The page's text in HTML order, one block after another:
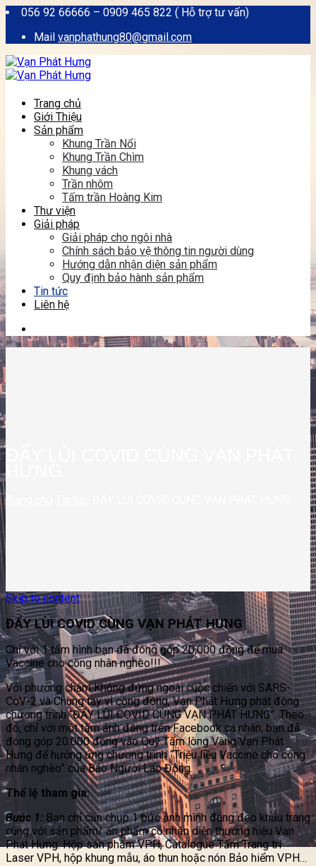
056 92 66666 – 0909 465 822 ( Hỗ trợ tư vấn)
Mail vanphathung80@gmail.com
Trang chủ
Giới Thiệu
Sản phẩm
Khung Trần Nổi
Khung Trần Chìm
Khung vách
Trần nhôm
Tấm trần Hoàng Kim
Thư viện
Giải pháp
Giải pháp cho ngôi nhà
Chính sách bảo vệ thông tin người dùng
Hướng dẫn nhận diện sản phẩm
Quy định bảo hành sản phẩm
Tin tức
Liên hệ
Skip to content
ĐẨY LÙI COVID CÙNG VẠN PHÁT HƯNG
Chỉ với 1 tấm hình bạn đã đóng góp 20,000 đồng để mua
Vaccine cho công nhân nghèo!!!
Với phương châm Không đứng ngoài cuộc chiến với SARS-
CoV-2 và Chung tay vì cộng đồng, Vạn Phát Hưng phát động
chương trình “ĐẨY LÙI COVID CÙNG VẠN PHÁT HƯNG”. Theo
đó, chỉ với một tấm ảnh đăng trên Facebook cá nhân, bạn đã
đóng góp 20.000 đồng vào Quỹ Tấm lòng Vàng Vạn Phát
Hưng để hưởng ứng chương trình “Triệu liều Vaccine cho công
nhân nghèo” của Báo Người Lao Động.
Thể lệ tham gia:
Bước 1: Bạn chỉ cần chụp 1 bức ảnh mình đang đeo khẩu trang
cùng với sản phẩm/ ấn phẩm có nhận diện thương hiệu Vạn
Phát Hưng: Hộp sản phẩm VPH, Catalogue Tấm Trang trí
Laser VPH, hộp khung mẫu, áo thun hoặc nón Bảo hiểm VPH…